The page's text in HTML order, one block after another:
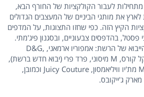
מתחילות לעבור הקולקציות של החורף הבא,
54 המייבאת לארץ את מותגי הביניים של המעצבים הגדולים
הקיץ הזה. כפי שחזו התצוגות, על המדפים
בהדפסים צבעוניים, ובסגנון פיג'מתי.
כל אלו הם בשורת מותגי הייבוא של הרשת: אמפוריו ארמאני, D&G,
ZZenga, רד ולנטיניו, מייקל קורס, M מיסוני, פרד פרי (יבוא חדש ברשת),
רפטו, פול אנד שארק, MW מת'יו וויליאמסון, Juicy Couture וכמובן,
ג'ייקובס.